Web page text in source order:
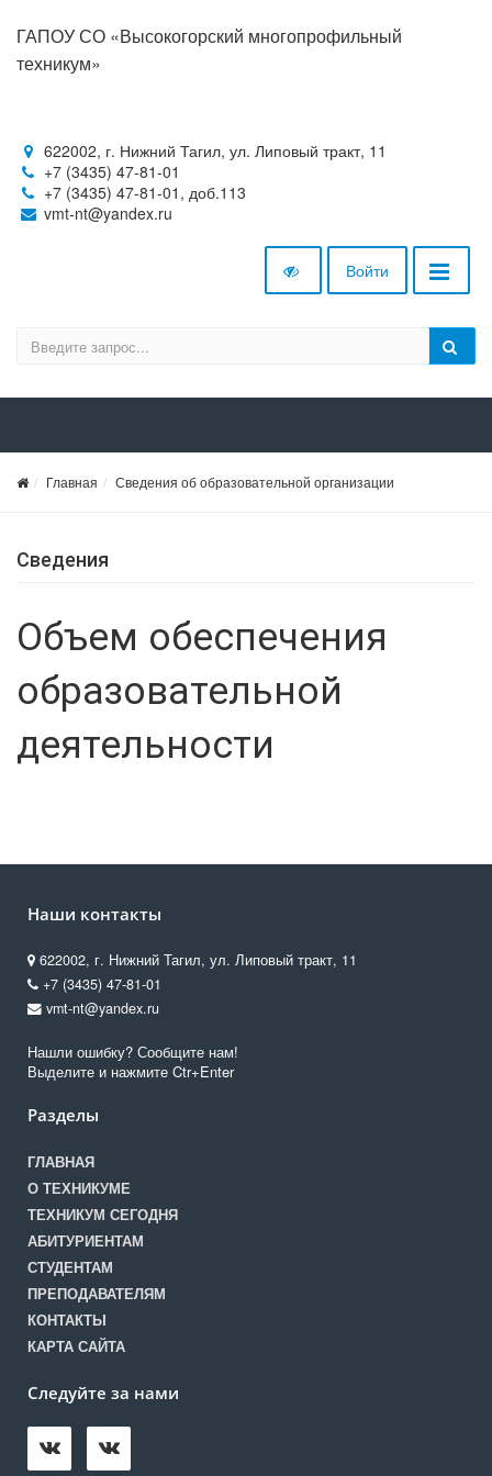
ГАПОУ СО «Высокогорский многопрофильный
техникум»
622002, г. Нижний Тагил, ул. Липовый тракт, 11
+7 (3435) 47-81-01
+7 (3435) 47-81-01, доб.113
vmt-nt@yandex.ru
Войти
Главная Сведения об образовательной организации
Сведения
Объем обеспечения
образовательной
деятельности
Наши контакты
622002, г. Нижний Тагил, ул. Липовый тракт, 11
+7 (3435) 47-81-01
vmt-nt@yandex.ru
Нашли ошибку? Сообщите нам!
Выделите и нажмите Ctr+Enter
Разделы
ГЛАВНАЯ
О ТЕХНИКУМЕ
ТЕХНИКУМ СЕГОДНЯ
АБИТУРИЕНТАМ
СТУДЕНТАМ
ПРЕПОДАВАТЕЛЯМ
КОНТАКТЫ
КАРТА САЙТА
Следуйте за нами